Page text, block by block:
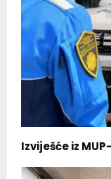
Izviješće iz